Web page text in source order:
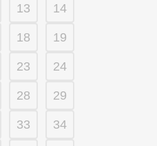
13 14
18 19
23 24
28 29
33 34